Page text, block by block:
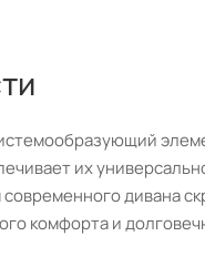
их
дивана
комфорта и